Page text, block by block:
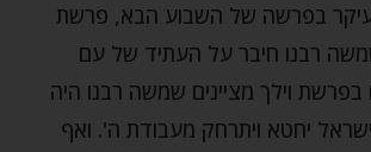
בפרשה של השבוע הבא, פרשת
רבנו חיבר על העתיד של עם
וילך מציינים שמשה רבנו היה
יחטא ויתרחק מעבודת ה'. ואף